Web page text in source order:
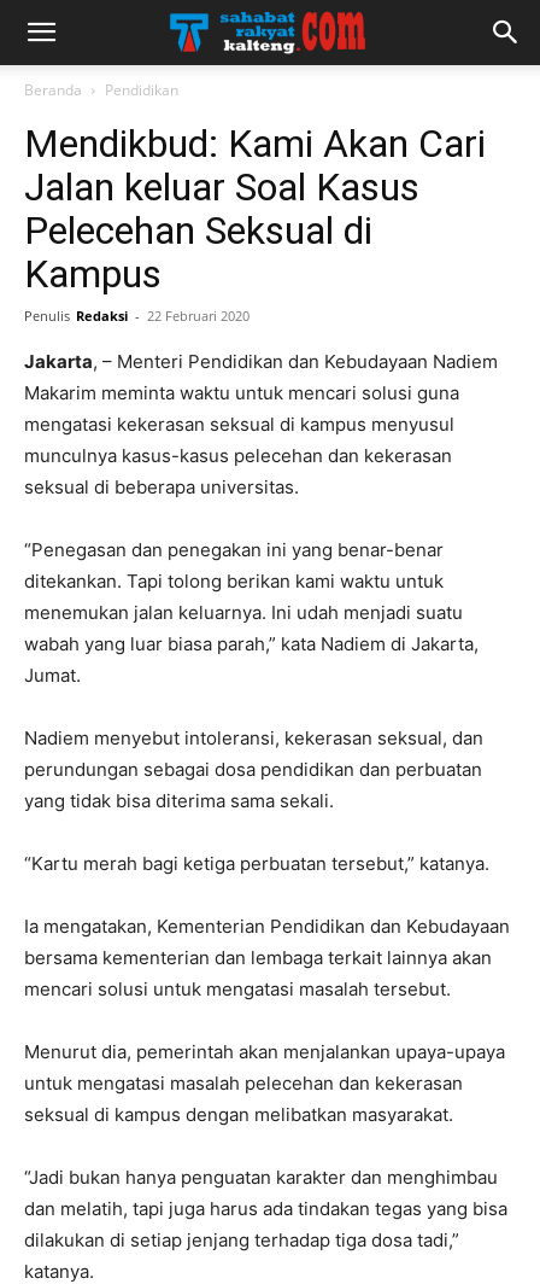
Beranda Pendidikan
Mendikbud: Kami Akan Cari
Jalan keluar Soal Kasus
Pelecehan Seksual di
Kampus
Penulis Redaksi - 22 Februari 2020
Jakarta, – Menteri Pendidikan dan Kebudayaan Nadiem
Makarim meminta waktu untuk mencari solusi guna
mengatasi kekerasan seksual di kampus menyusul
munculnya kasus-kasus pelecehan dan kekerasan
seksual di beberapa universitas.
“Penegasan dan penegakan ini yang benar-benar
ditekankan. Tapi tolong berikan kami waktu untuk
menemukan jalan keluarnya. Ini udah menjadi suatu
wabah yang luar biasa parah,” kata Nadiem di Jakarta,
Jumat.
Nadiem menyebut intoleransi, kekerasan seksual, dan
perundungan sebagai dosa pendidikan dan perbuatan
yang tidak bisa diterima sama sekali.
“Kartu merah bagi ketiga perbuatan tersebut,” katanya.
Ia mengatakan, Kementerian Pendidikan dan Kebudayaan
bersama kementerian dan lembaga terkait lainnya akan
mencari solusi untuk mengatasi masalah tersebut.
Menurut dia, pemerintah akan menjalankan upaya-upaya
untuk mengatasi masalah pelecehan dan kekerasan
seksual di kampus dengan melibatkan masyarakat.
“Jadi bukan hanya penguatan karakter dan menghimbau
dan melatih, tapi juga harus ada tindakan tegas yang bisa
dilakukan di setiap jenjang terhadap tiga dosa tadi,”
katanya.